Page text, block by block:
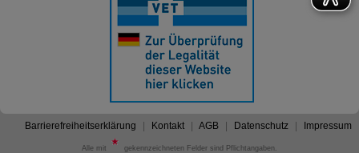
Barrierefreiheitserklärung Kontakt AGB Datenschutz Impressum
Alle mit
gekennzeichneten Felder sind Pflichtangaben.